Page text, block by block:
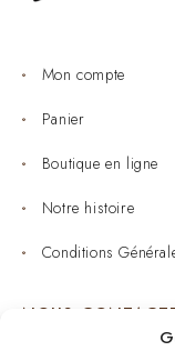
Mon compte
Panier
Boutique en ligne
Notre histoire
Conditions
NOUS